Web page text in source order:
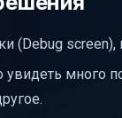
(Debug
увидеть много